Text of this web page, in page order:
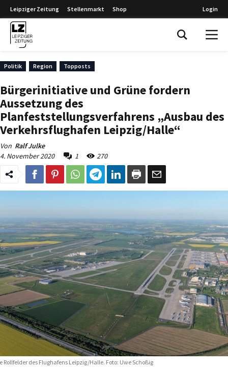
Leipziger Zeitung Stellenmarkt Shop Login
Politik Region Topposts
Bürgerinitiative und Grüne fordern
Aussetzung des
Planfeststellungsverfahrens „Ausbau des
Verkehrsflughafen Leipzig/Halle“
Von Ralf Julke
4. November 2020
1 270
Rollfelder des Flughafens Leipzig/Halle. Foto: Uwe Schoßig